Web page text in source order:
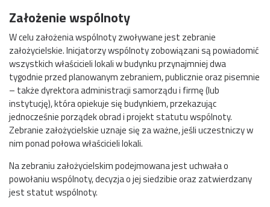
Założenie wspólnoty
W celu założenia wspólnoty zwoływane jest zebranie
założycielskie. Inicjatorzy wspólnoty zobowiązani są powiadomić
wszystkich właścicieli lokali w budynku przynajmniej dwa
tygodnie przed planowanym zebraniem, publicznie oraz pisemnie
– także dyrektora administracji samorządu i firmę (lub
instytucję), która opiekuje się budynkiem, przekazując
jednocześnie porządek obrad i projekt statutu wspólnoty.
Zebranie założycielskie uznaje się za ważne, jeśli uczestniczy w
nim ponad połowa właścicieli lokali.
Na zebraniu założycielskim podejmowana jest uchwała o
powołaniu wspólnoty, decyzja o jej siedzibie oraz zatwierdzany
jest statut wspólnoty.